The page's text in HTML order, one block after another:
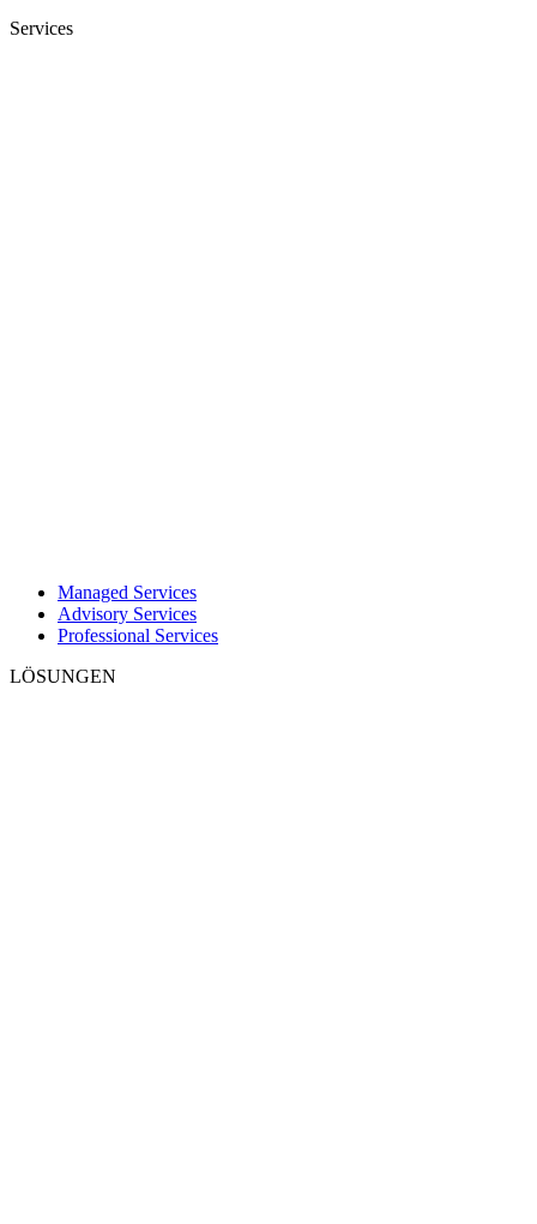
Services
Managed Services
Advisory Services
Professional Services
LÖSUNGEN